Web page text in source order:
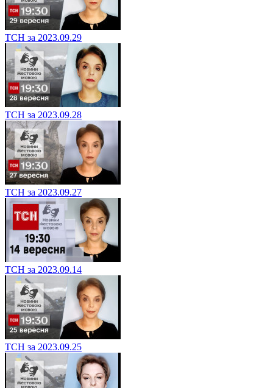
ТСН за 2023.09.29
ТСН за 2023.09.28
ТСН за 2023.09.27
ТСН за 2023.09.14
ТСН за 2023.09.25